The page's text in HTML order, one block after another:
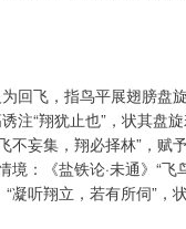
回飞，指鸟平展翅膀盘
注“翔犹止也”，状其盘
不妄集，翔必择林”，赋
境：《盐铁论·未通》“飞
凝听翔立，若有所伺”，